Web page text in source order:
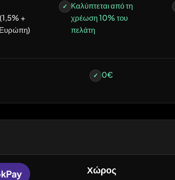
+
✓ Καλύπτεται από τη
χρέωση 10% του
πελάτη
✓ 0€
Χώρος